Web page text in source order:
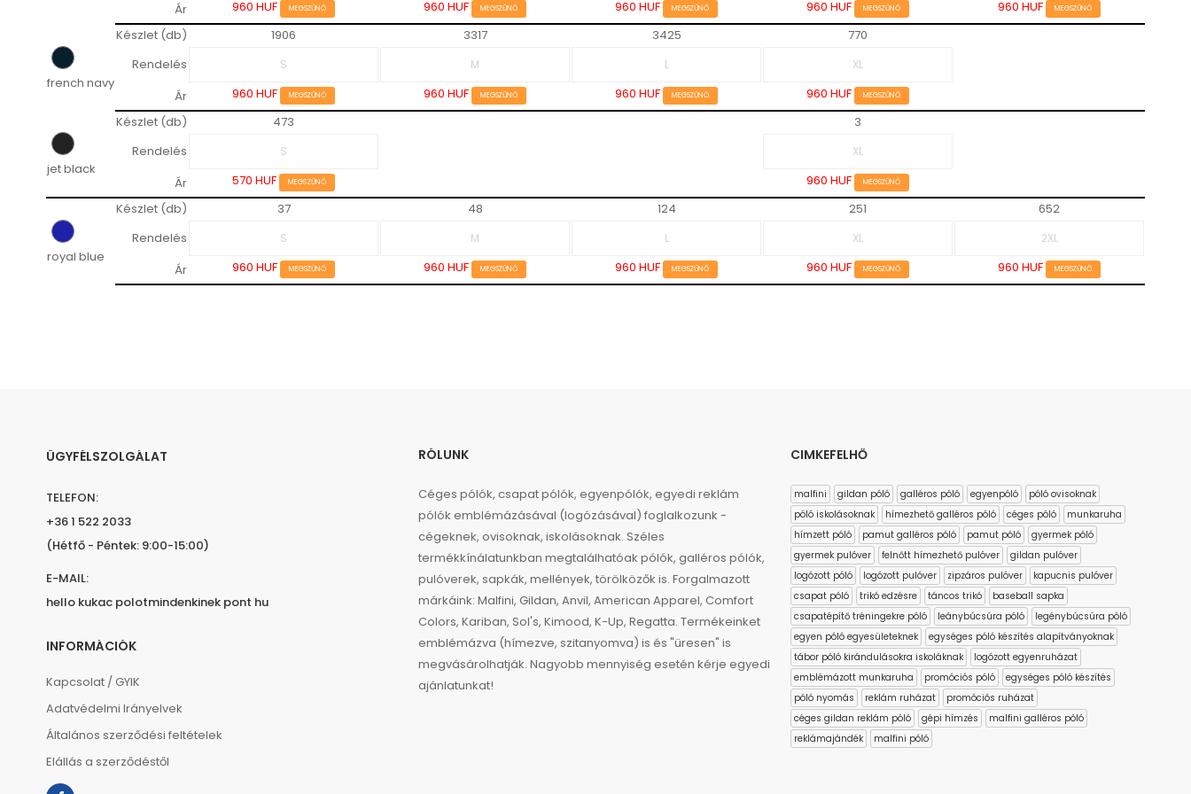
Ár
960 HUF MEGSZŰNŐ 960 HUF MEGSZŰNŐ 960 HUF MEGSZŰNŐ 960 HUF MEGSZŰNŐ 960 HUF MEGSZŰNŐ
french navy
Készlet (db) 1906 3317 3425
770
Rendelés
Ár
960 HUF MEGSZŰNŐ 960 HUF MEGSZŰNŐ 960 HUF MEGSZŰNŐ 960 HUF MEGSZŰNŐ
jet black
Készlet (db) 473
3
Rendelés
Ár
570 HUF MEGSZŰNŐ 960 HUF MEGSZŰNŐ
royal blue
Készlet (db) 37 48 124 251
652
Rendelés
Ár
960 HUF MEGSZŰNŐ 960 HUF MEGSZŰNŐ 960 HUF MEGSZŰNŐ 960 HUF MEGSZŰNŐ 960 HUF MEGSZŰNŐ
ÜGYFÉLSZOLGÁLAT
TELEFON:
+36 1 522 2033
(Hétfő - Péntek: 9:00-15:00)
E-MAIL:
hello kukac polotmindenkinek pont hu
INFORMÁCIÓK
Kapcsolat / GYIK
Adatvédelmi Irányelvek
Általános szerződési feltételek
Elállás a szerződéstől
RÓLUNK
Céges pólók, csapat pólók, egyenpólók, egyedi reklám
pólók emblémázásával (logózásával) foglalkozunk -
cégeknek, ovisoknak, iskolásoknak. Széles
termékkínálatunkban megtalálhatóak pólók, galléros pólók,
pulóverek, sapkák, mellények, törölközők is. Forgalmazott
márkáink: Malfini, Gildan, Anvil, American Apparel, Comfort
Colors, Kariban, Sol's, Kimood, K-Up, Regatta. Termékeinket
emblémázva (hímezve, szitanyomva) is és "üresen" is
megvásárolhatják. Nagyobb mennyiség esetén kérje egyedi
ajánlatunkat!
CIMKEFELHŐ
malfini gildan póló galléros póló egyenpóló
póló ovisoknak
póló iskolásoknak
hímezhető galléros póló céges póló
munkaruha
hímzett póló
pamut galléros póló pamut póló
gyermek póló
gyermek pulóver
felnőtt hímezhető pulóver
gildan pulóver
logózott póló
logózott pulóver zipzáros pulóver
kapucnis pulóver
csapat póló
trikó edzésre táncos trikó
baseball sapka
csapatépítő tréningekre póló
leánybúcsúra póló
legénybúcsúra póló
egyen póló egyesületeknek
egységes póló készítés alapítványoknak
tábor póló kirándulásokra iskoláknak
logózott egyenruházat
emblémázott munkaruha
promóciós póló
egységes póló készítés
póló nyomás
reklám ruházat
promóciós ruházat
céges gildan reklám póló
gépi hímzés
malfini galléros póló
reklámajándék
malfini póló